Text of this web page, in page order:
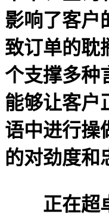
影响了客户
致订单的耽
个支撑多种
能够让客户
语中进行操
的对劲度和
正在超卓